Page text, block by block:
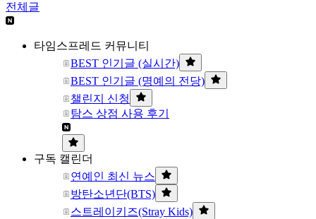
전체글
타임스프레드 커뮤니티
BEST 인기글 (실시간)
BEST 인기글 (명예의 전당)
챌린지 신청
탐스 상점 사용 후기
구독 캘린더
연예인 최신 뉴스
방탄소년단(BTS)
스트레이키즈(Stray Kids)